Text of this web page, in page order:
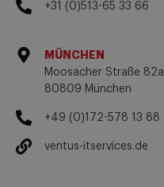
+31 (0)513-65 33 66
MÜNCHEN
Moosacher Straße 82a
80809 München
+49 (0)172-578 13 88
ventus-itservices.de